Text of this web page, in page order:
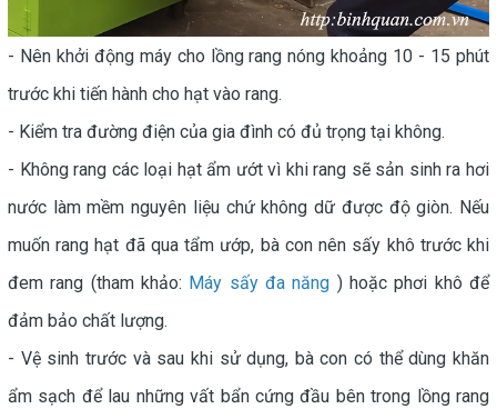
- Nên khởi động máy cho lồng rang nóng khoảng 10 - 15 phút
trước khi tiến hành cho hạt vào rang.
- Kiểm tra đường điện của gia đình có đủ trọng tại không.
- Không rang các loại hạt ẩm ướt vì khi rang sẽ sản sinh ra hơi
nước làm mềm nguyên liệu chứ không dữ được độ giòn. Nếu
muốn rang hạt đã qua tẩm ướp, bà con nên sấy khô trước khi
đem rang (tham khảo: Máy sấy đa năng ) hoặc phơi khô để
đảm bảo chất lượng.
- Vệ sinh trước và sau khi sử dụng, bà con có thể dùng khăn
ẩm sạch để lau những vất bẩn cứng đầu bên trong lồng rang